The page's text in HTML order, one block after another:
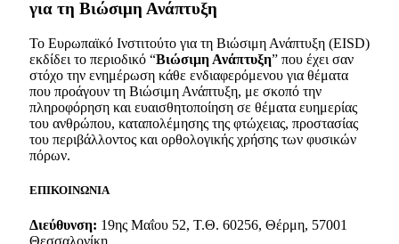
για τη Βιώσιμη Ανάπτυξη
Το Ευρωπαϊκό Ινστιτούτο για τη Βιώσιμη Ανάπτυξη (EISD)
εκδίδει το περιοδικό “Βιώσιμη Ανάπτυξη” που έχει σαν
στόχο την ενημέρωση κάθε ενδιαφερόμενου για θέματα
που προάγουν τη Βιώσιμη Ανάπτυξη, με σκοπό την
πληροφόρηση και ευαισθητοποίηση σε θέματα ευημερίας
του ανθρώπου, καταπολέμησης της φτώχειας, προστασίας
του περιβάλλοντος και ορθολογικής χρήσης των φυσικών
πόρων.
ΕΠΙΚΟΙΝΩΝΙΑ
Διεύθυνση: 19ης Μαΐου 52, Τ.Θ. 60256, Θέρμη, 57001